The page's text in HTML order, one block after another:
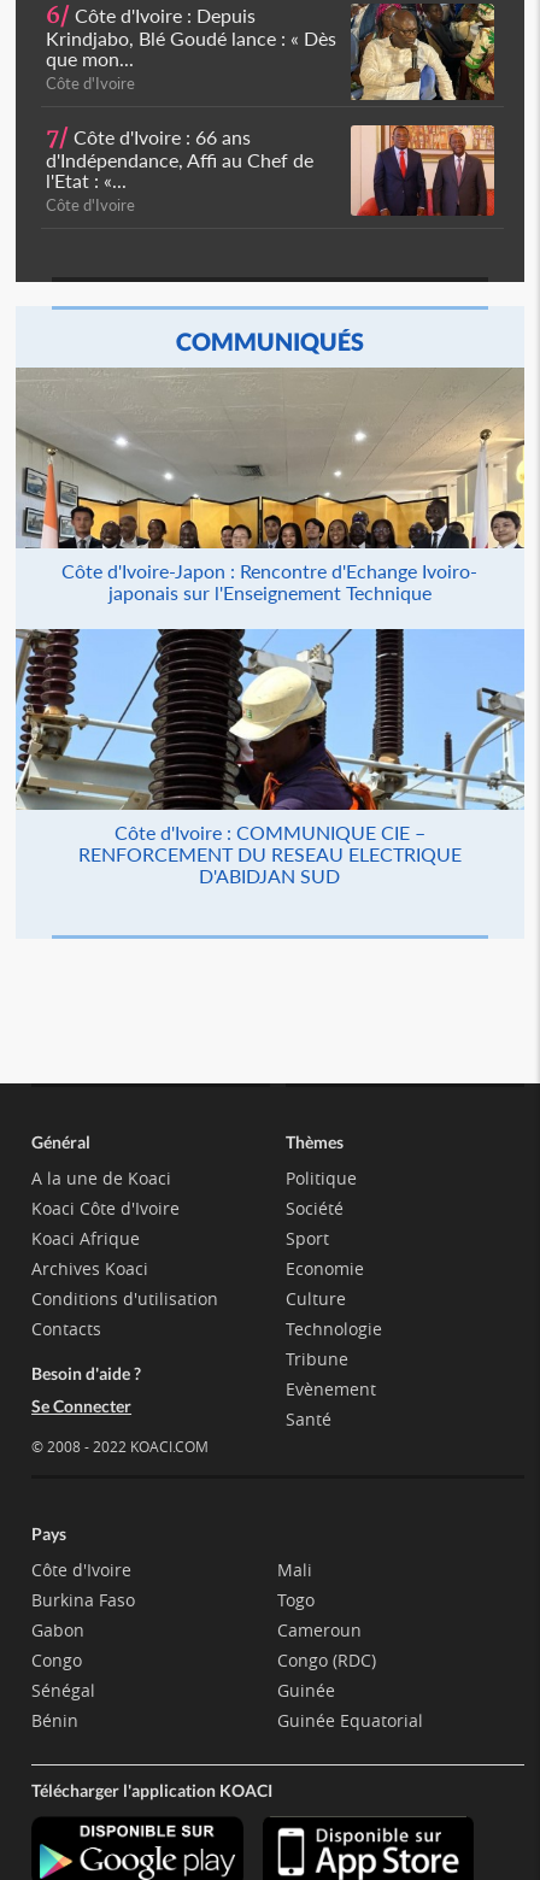
6/ Côte d'Ivoire : Depuis
Krindjabo, Blé Goudé lance : « Dès
que mon...
Côte d'Ivoire
7/ Côte d'Ivoire : 66 ans
d'Indépendance, Affi au Chef de
l'Etat : «...
Côte d'Ivoire
COMMUNIQUÉS
Côte d'Ivoire-Japon : Rencontre d'Echange Ivoiro-
japonais sur l'Enseignement Technique
Côte d'Ivoire : COMMUNIQUE CIE –
RENFORCEMENT DU RESEAU ELECTRIQUE
D'ABIDJAN SUD
Général
A la une de Koaci
Koaci Côte d'Ivoire
Koaci Afrique
Archives Koaci
Conditions d'utilisation
Contacts
Besoin d'aide ?
Se Connecter
© 2008 - 2022 KOACI.COM
Thèmes
Politique
Société
Sport
Economie
Culture
Technologie
Tribune
Evènement
Santé
Pays
Côte d'Ivoire
Burkina Faso
Gabon
Congo
Sénégal
Bénin
Mali
Togo
Cameroun
Congo (RDC)
Guinée
Guinée Equatorial
Télécharger l'application KOACI